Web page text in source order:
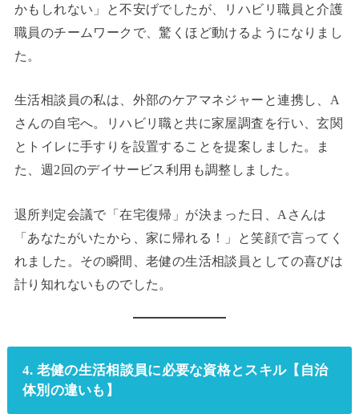
かもしれない」と不安げでしたが、リハビリ職員と介護
職員のチームワークで、驚くほど動けるようになりまし
た。
生活相談員の私は、外部のケアマネジャーと連携し、A
さんの自宅へ。リハビリ職と共に家屋調査を行い、玄関
とトイレに手すりを設置することを提案しました。ま
た、週2回のデイサービス利用も調整しました。
退所判定会議で「在宅復帰」が決まった日、Aさんは
「あなたがいたから、家に帰れる！」と笑顔で言ってく
れました。その瞬間、老健の生活相談員としての喜びは
計り知れないものでした。
4. 老健の生活相談員に必要な資格とスキル【自治
体別の違いも】